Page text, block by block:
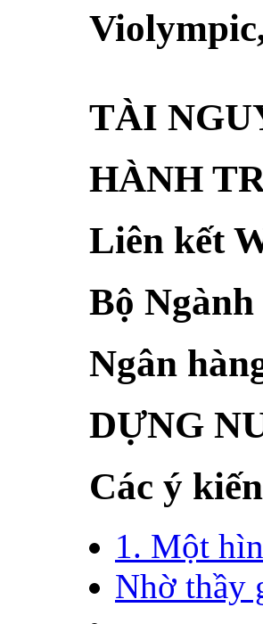
TÀI
HÀNH
Liên kết
Bộ
Ngân
DỰNG
Các ý
1. Một
Nhờ thầy